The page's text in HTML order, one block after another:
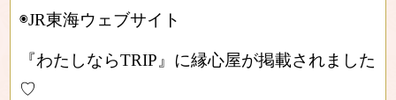
◉JR東海ウェブサイト
『わたしならTRIP』に縁心屋が掲載されました
♡